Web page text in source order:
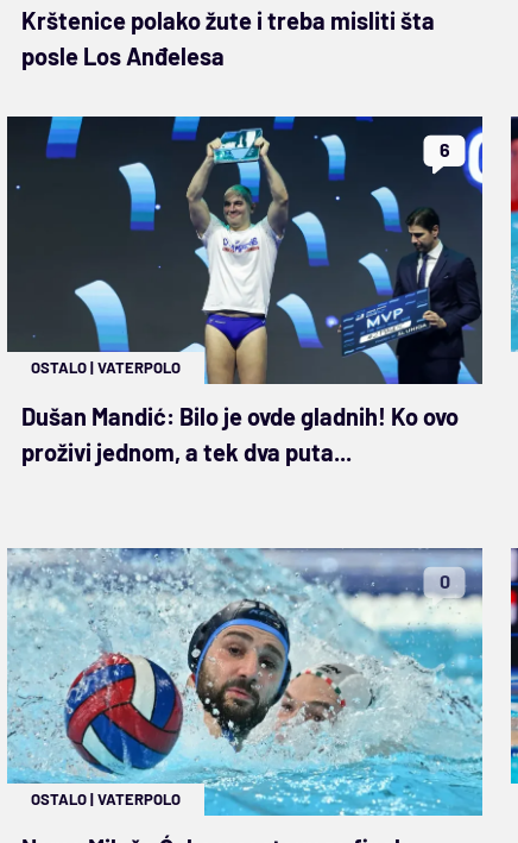
Krštenice polako žute i treba misliti šta
posle Los Anđelesa
6
OSTALO|VATERPOLO
Dušan Mandić: Bilo je ovde gladnih! Ko ovo
proživi jednom, a tek dva puta...
0
OSTALO|VATERPOLO